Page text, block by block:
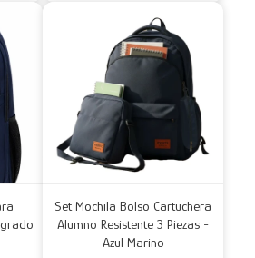
Set Mochila Bolso Cartuchera
Alumno Resistente 3 Piezas -
Azul Marino